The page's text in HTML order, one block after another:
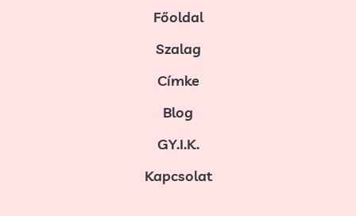
Főoldal
Szalag
Címke
Blog
GY.I.K.
Kapcsolat